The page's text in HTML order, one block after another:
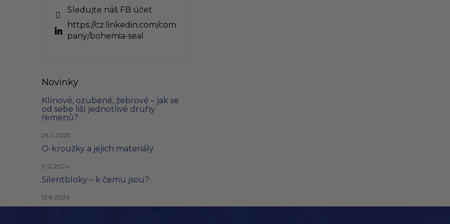
Sledujte náš FB účet
https://cz.linkedin.com/com
pany/bohemia-seal
Novinky
Klínové, ozubené, žebrové – jak se
od sebe liší jednotlivé druhy
řemenů?
26.2.2025
O-kroužky a jejich materiály
9.12.2024
Silentbloky – k čemu jsou?
12.8.2024